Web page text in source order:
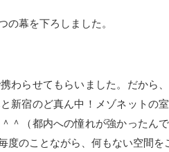
幕を下ろしました。
わらせてもらいました。だから
新宿のど真ん中！メゾネットの
＾（都内への憧れが強かったん
のことながら、何もない空間を